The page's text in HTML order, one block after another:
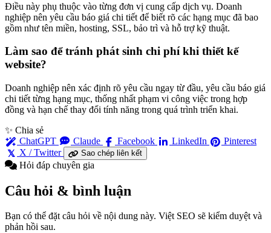
Điều này phụ thuộc vào từng đơn vị cung cấp dịch vụ. Doanh
nghiệp nên yêu cầu báo giá chi tiết để biết rõ các hạng mục đã bao
gồm như tên miền, hosting, SSL, bảo trì và hỗ trợ kỹ thuật.
Làm sao để tránh phát sinh chi phí khi thiết kế
website?
Doanh nghiệp nên xác định rõ yêu cầu ngay từ đầu, yêu cầu báo giá
chi tiết từng hạng mục, thống nhất phạm vi công việc trong hợp
đồng và hạn chế thay đổi tính năng trong quá trình triển khai.
✨ Chia sẻ
ChatGPT
Claude Facebook LinkedIn
Pinterest
X / Twitter
Sao chép liên kết
Hỏi đáp chuyên gia
Câu hỏi & bình luận
Bạn có thể đặt câu hỏi về nội dung này. Việt SEO sẽ kiểm duyệt và
phản hồi sau.